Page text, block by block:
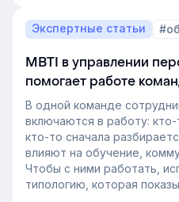
вручную — трудоёмкая
автоматизации
перестало требовать
важный инструмент для
хочет зависеть от
разберёмся, как
кадрового резерва с
инструментов.
Экспертные статьи
MBTI в управлении
помогает работе
В одной команде
включаются в работу: кто-
кто-то сначала
влияют на обучение,
Чтобы с ними работать,
типологию, которая